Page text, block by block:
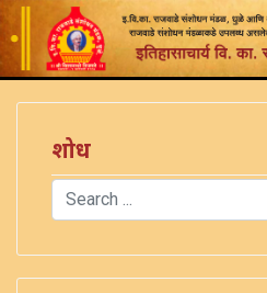
शोध
Search